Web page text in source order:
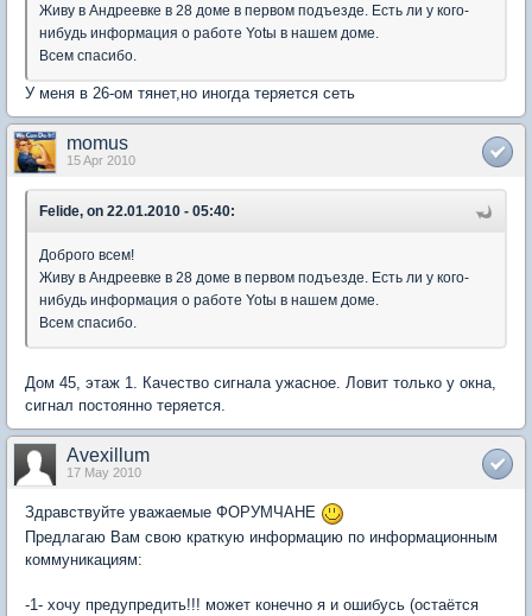
Живу в Андреевке в 28 доме в первом подъезде. Есть ли у кого-
нибудь информация о работе Yotы в нашем доме.
Всем спасибо.
У меня в 26-ом тянет,но иногда теряется сеть
momus
15 Apr 2010
Felide, on 22.01.2010 - 05:40:
Доброго всем!
Живу в Андреевке в 28 доме в первом подъезде. Есть ли у кого-
нибудь информация о работе Yotы в нашем доме.
Всем спасибо.
Дом 45, этаж 1. Качество сигнала ужасное. Ловит только у окна,
сигнал постоянно теряется.
Avexillum
17 May 2010
Здравствуйте уважаемые ФОРУМЧАНЕ
Предлагаю Вам свою краткую информацию по информационным
коммуникациям:
-1- хочу предупредить!!! может конечно я и ошибусь (остаётся